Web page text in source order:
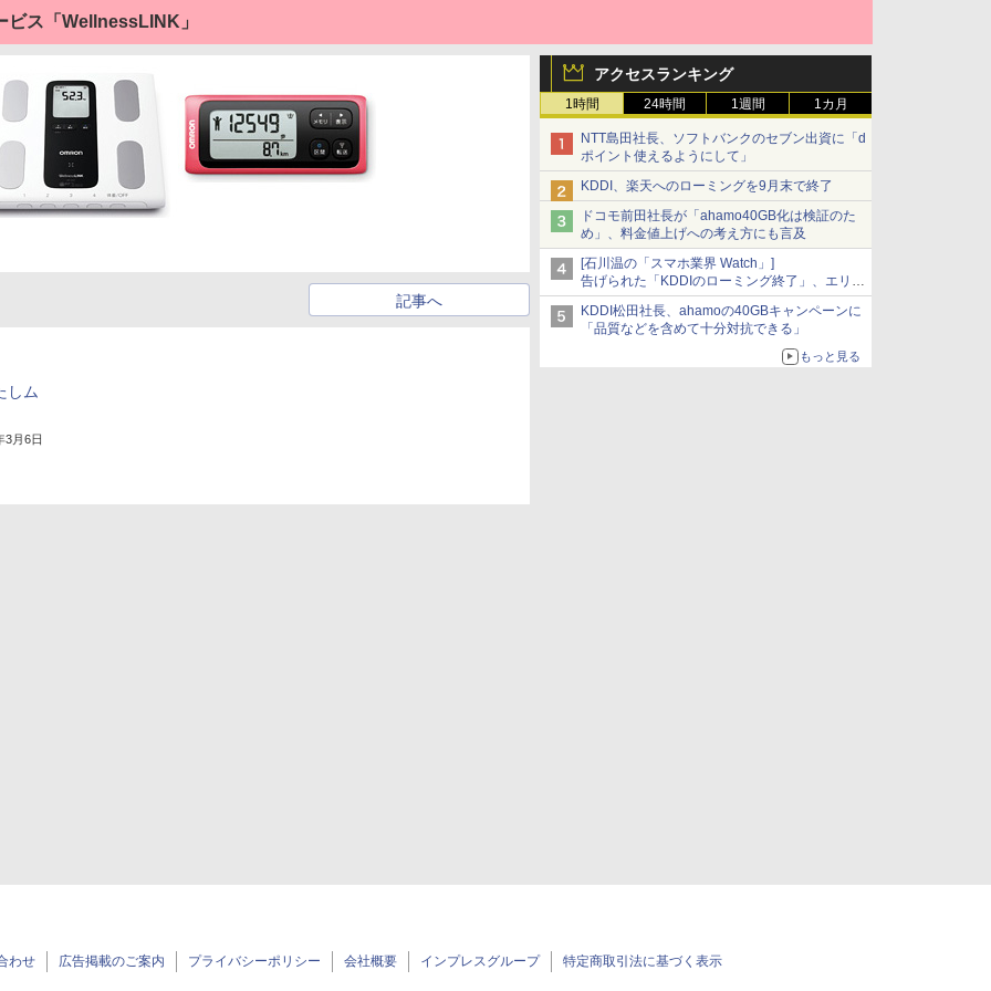
ビス「WellnessLINK」
アクセスランキング
1時間 24時間 1週間 1カ月
NTT島田社長、ソフトバンクのセブン出資に「d
ポイント使えるようにして」
KDDI、楽天へのローミングを9月末で終了
ドコモ前田社長が「ahamo40GB化は検証のた
め」、料金値上げへの考え方にも言及
[石川温の「スマホ業界 Watch」]
告げられた「KDDIのローミング終了」、エリア
マップの落とし穴と楽天モバイルの課題
KDDI松田社長、ahamoの40GBキャンペーンに
「品質などを含めて十分対抗できる」
もっと見る
記事へ
しム
3月6日
わせ 広告掲載のご案内 プライバシーポリシー 会社概要 インプレスグループ 特定商取引法に基づく表示